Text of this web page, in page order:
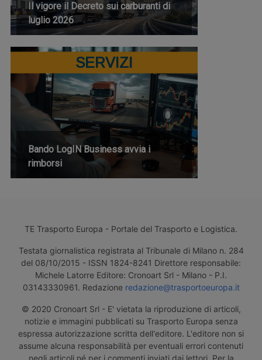
Il vigore il Decreto sui carburanti di
luglio 2026
SERVIZI
Bando LogIN Business avvia i
rimborsi
TE Trasporto Europa - Portale del Trasporto e Logistica.
Testata giornalistica registrata al Tribunale di Milano n. 284
del 08/10/2015 - ISSN 1824-8241 Direttore responsabile:
Michele Latorre Editore: Cronoart Srl - Milano - P.I.
03143330961. Redazione redazione@trasportoeuropa.it
© 2020 Cronoart Srl - E' vietata la riproduzione di articoli,
notizie e immagini pubblicati su Trasporto Europa senza
espressa autorizzazione scritta dell'editore. L'editore non si
assume alcuna responsabilità per eventuali errori contenuti
negli articoli né per i commenti inviati dai lettori. Per la